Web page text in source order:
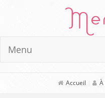
Menu
Accueil À